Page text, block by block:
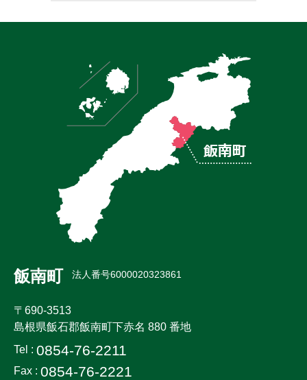
飯南町 法人番号6000020323861
〒690-3513
島根県飯石郡飯南町下赤名 880 番地
Tel : 0854-76-2211
Fax : 0854-76-2221